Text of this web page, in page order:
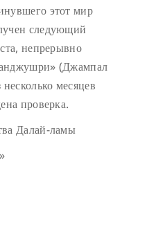
этот мир
следующий
непрерывно
(Джампал
месяцев
проверка.
Далай-ламы